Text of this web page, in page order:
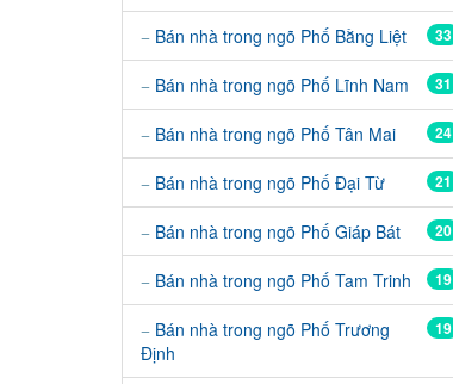
33
Bán nhà trong ngõ Phố Bằng Liệt
31
Bán nhà trong ngõ Phố Lĩnh Nam
24
Bán nhà trong ngõ Phố Tân Mai
21
Bán nhà trong ngõ Phố Đại Từ
20
Bán nhà trong ngõ Phố Giáp Bát
19
Bán nhà trong ngõ Phố Tam Trinh
19
Bán nhà trong ngõ Phố Trương
Định